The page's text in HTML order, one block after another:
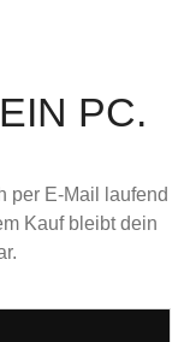
PC.
per E-Mail laufend
Kauf bleibt dein